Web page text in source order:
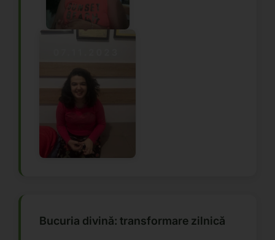
Bucuria divină: transformare zilnică